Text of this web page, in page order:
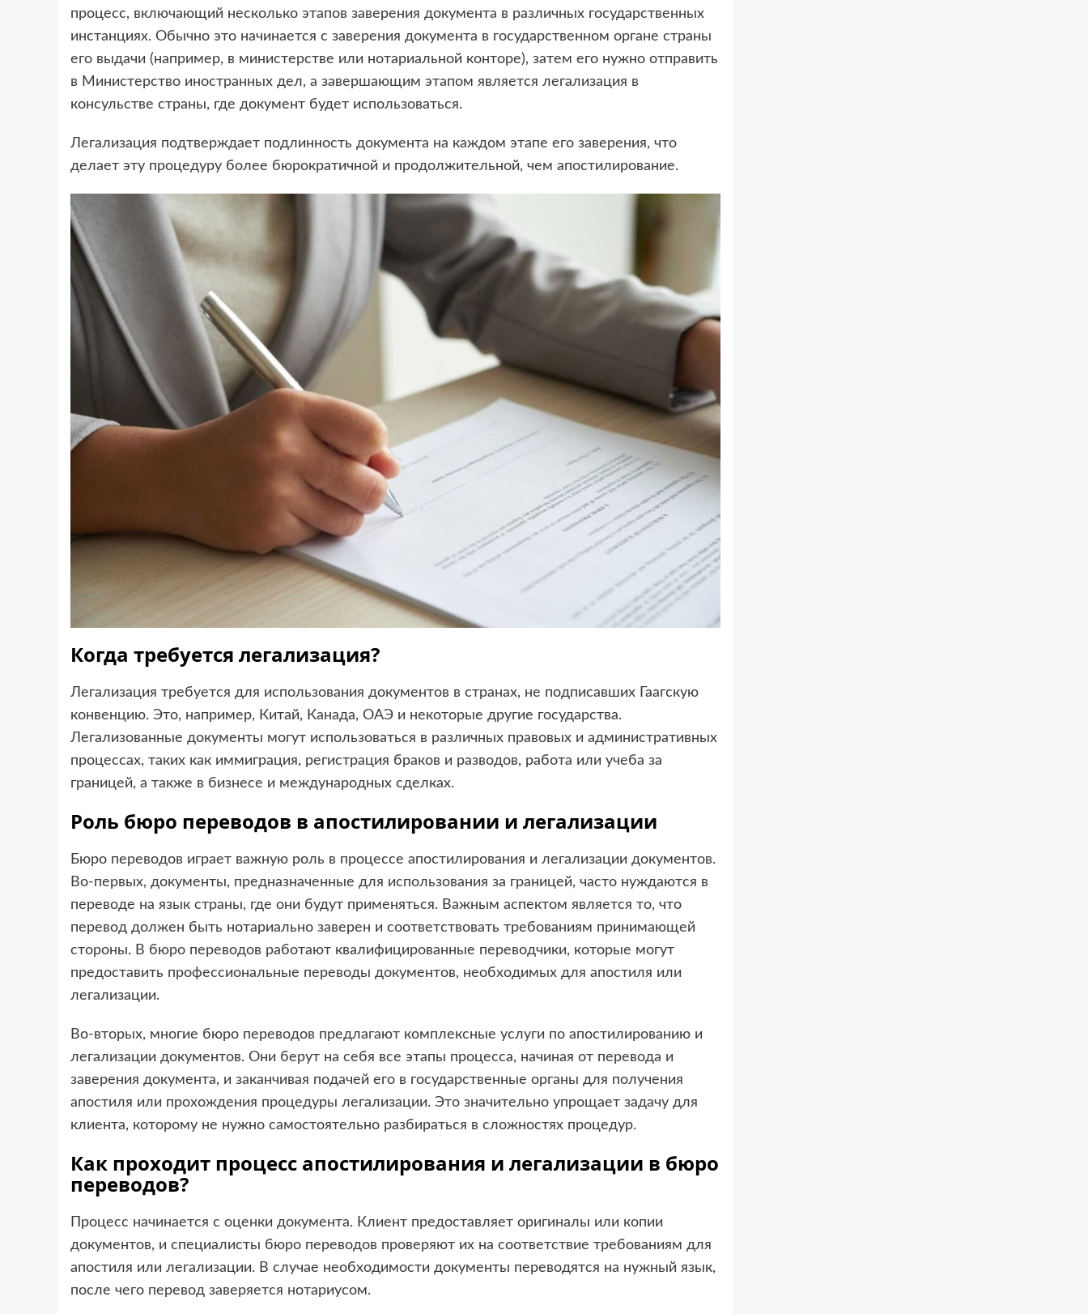
процесс, включающий несколько этапов заверения документа в различных государственных
инстанциях. Обычно это начинается с заверения документа в государственном органе страны
его выдачи (например, в министерстве или нотариальной конторе), затем его нужно отправить
в Министерство иностранных дел, а завершающим этапом является легализация в
консульстве страны, где документ будет использоваться.
Легализация подтверждает подлинность документа на каждом этапе его заверения, что
делает эту процедуру более бюрократичной и продолжительной, чем апостилирование.
Когда требуется легализация?
Легализация требуется для использования документов в странах, не подписавших Гаагскую
конвенцию. Это, например, Китай, Канада, ОАЭ и некоторые другие государства.
Легализованные документы могут использоваться в различных правовых и административных
процессах, таких как иммиграция, регистрация браков и разводов, работа или учеба за
границей, а также в бизнесе и международных сделках.
Роль бюро переводов в апостилировании и легализации
Бюро переводов играет важную роль в процессе апостилирования и легализации документов.
Во-первых, документы, предназначенные для использования за границей, часто нуждаются в
переводе на язык страны, где они будут применяться. Важным аспектом является то, что
перевод должен быть нотариально заверен и соответствовать требованиям принимающей
стороны. В бюро переводов работают квалифицированные переводчики, которые могут
предоставить профессиональные переводы документов, необходимых для апостиля или
легализации.
Во-вторых, многие бюро переводов предлагают комплексные услуги по апостилированию и
легализации документов. Они берут на себя все этапы процесса, начиная от перевода и
заверения документа, и заканчивая подачей его в государственные органы для получения
апостиля или прохождения процедуры легализации. Это значительно упрощает задачу для
клиента, которому не нужно самостоятельно разбираться в сложностях процедур.
Как проходит процесс апостилирования и легализации в бюро
переводов?
Процесс начинается с оценки документа. Клиент предоставляет оригиналы или копии
документов, и специалисты бюро переводов проверяют их на соответствие требованиям для
апостиля или легализации. В случае необходимости документы переводятся на нужный язык,
после чего перевод заверяется нотариусом.